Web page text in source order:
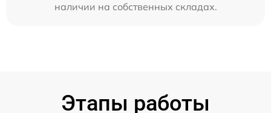
наличии на собственных складах.
Этапы работы